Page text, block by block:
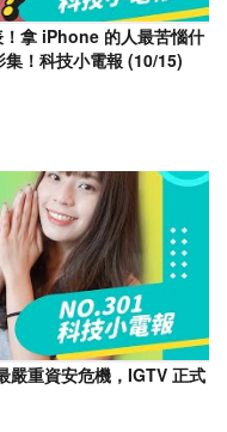
拿 iPhone 的人最苦惱什
！科技小電報 (10/15)
重資安危機，IGTV 正式